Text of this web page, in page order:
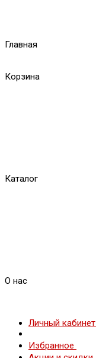
Главная
Корзина
Каталог
О нас
Личный кабинет
Избранное